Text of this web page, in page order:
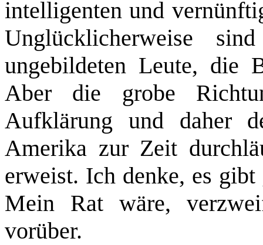
intelligenten und
Unglücklicherweise
ungebildeten Leute, die
Aber die grobe
Aufklärung und daher
Amerika zur Zeit
erweist. Ich denke, es
Mein Rat wäre,
vorüber.